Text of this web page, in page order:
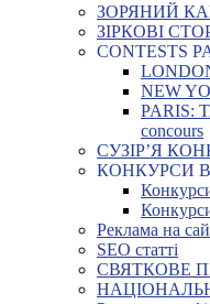
ЗОРЯНИЙ
ЗІРКОВІ
CONTESTS
NEW
PARIS:
concours
СУЗІР’Я
КОНКУРСИ В
Реклама на
SEO статті
СВЯТКОВЕ